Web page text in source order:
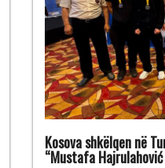
Kosova shkëlqen në
“Mustafa